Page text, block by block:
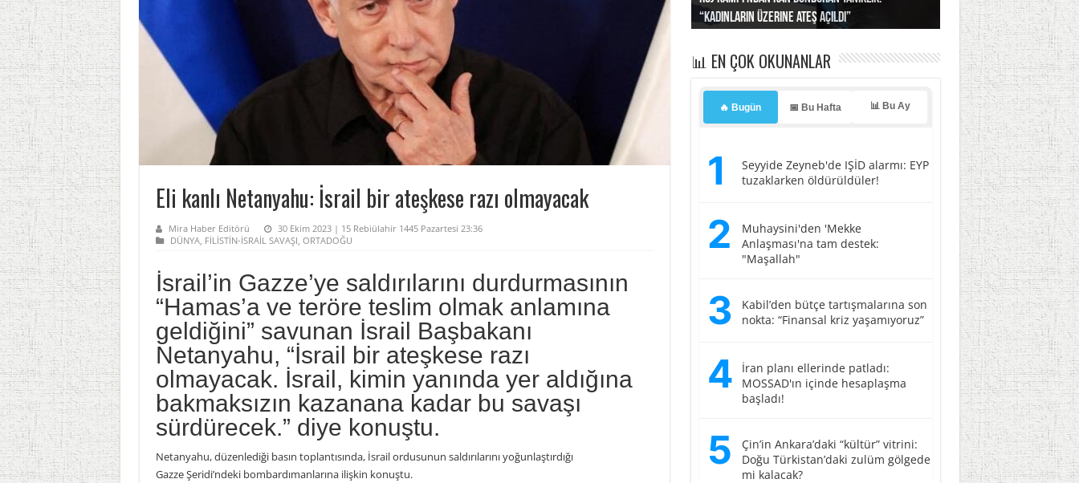
Eli kanlı Netanyahu: İsrail bir ateşkese razı olmayacak
Mira Haber Editörü
30 Ekim 2023 | 15 Rebiülahir 1445 Pazartesi 23:36
DÜNYA, FİLİSTİN-İSRAİL SAVAŞI, ORTADOĞU
İsrail’in Gazze’ye saldırılarını durdurmasının
“Hamas’a ve teröre teslim olmak anlamına
geldiğini” savunan İsrail Başbakanı
Netanyahu, “İsrail bir ateşkese razı
olmayacak. İsrail, kimin yanında yer aldığına
bakmaksızın kazanana kadar bu savaşı
sürdürecek.” diye konuştu.
Netanyahu, düzenlediği basın toplantısında, İsrail ordusunun saldırılarını yoğunlaştırdığı
Gazze Şeridi’ndeki bombardımanlarına ilişkin konuştu.
“Kadınların üzerine ateş açıldı”
Irak’a misilleme tehdidi!
yaptı… İsrail’in “timsah” planına fren!
kayıtlar başladı
basıldı, kabus yaşatıldı!
📊 EN ÇOK OKUNANLAR
🔥 Bugün 📅 Bu Hafta 📊 Bu Ay
1
Seyyide Zeyneb'de IŞİD alarmı: EYP
tuzaklarken öldürüldüler!
2
Muhaysini'den 'Mekke
Anlaşması'na tam destek:
"Maşallah"
3
Kabil’den bütçe tartışmalarına son
nokta: “Finansal kriz yaşamıyoruz”
4
İran planı ellerinde patladı:
MOSSAD'ın içinde hesaplaşma
başladı!
5
Çin’in Ankara’daki “kültür” vitrini:
Doğu Türkistan’daki zulüm gölgede
mi kalacak?